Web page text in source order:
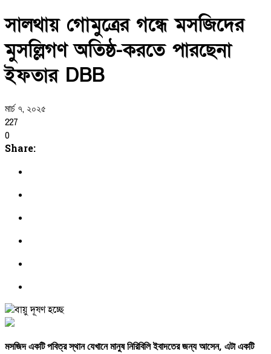
সালথায় গোমুত্রের গন্ধে মসজিদের
মুসল্লিগণ অতিষ্ঠ-করতে পারছেনা
ইফতার DBB
মার্চ ৭, ২০২৫
227
0
Share:
মসজিদএকটিপবিত্রস্থানযেখানেমানুষনিরিবিলিইবাদতেরজন্যআসেন, এটাএকটি